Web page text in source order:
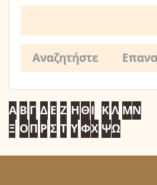
Α Β Γ Δ Ε Ζ ΗΘΙ ΚΛ ΜΝ
Ξ ΟΠ Ρ Σ Τ Υ ΦΧ ΨΩ